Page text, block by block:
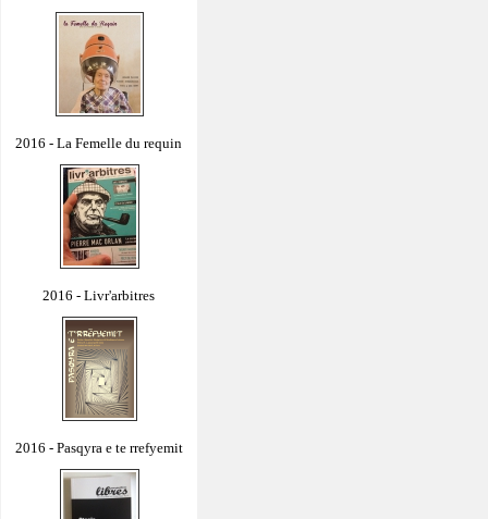
2016 - La Femelle du requin
2016 - Livr'arbitres
2016 - Pasqyra e te rrefyemit